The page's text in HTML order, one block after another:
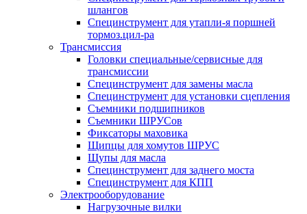
шлангов
Специнструмент для утапли-я поршней
тормоз.цил-ра
Трансмиссия
Головки специальные/сервисные для
трансмиссии
Специнструмент для замены масла
Специнструмент для установки сцепления
Съемники подшипников
Съемники ШРУСов
Фиксаторы маховика
Щипцы для хомутов ШРУС
Щупы для масла
Специнструмент для заднего моста
Специнструмент для КПП
Электрооборудование
Нагрузочные вилки